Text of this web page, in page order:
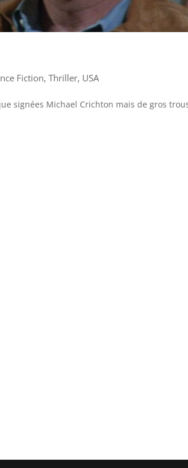
Fiction,Thriller, USA
signées Michael Crichton mais de gros